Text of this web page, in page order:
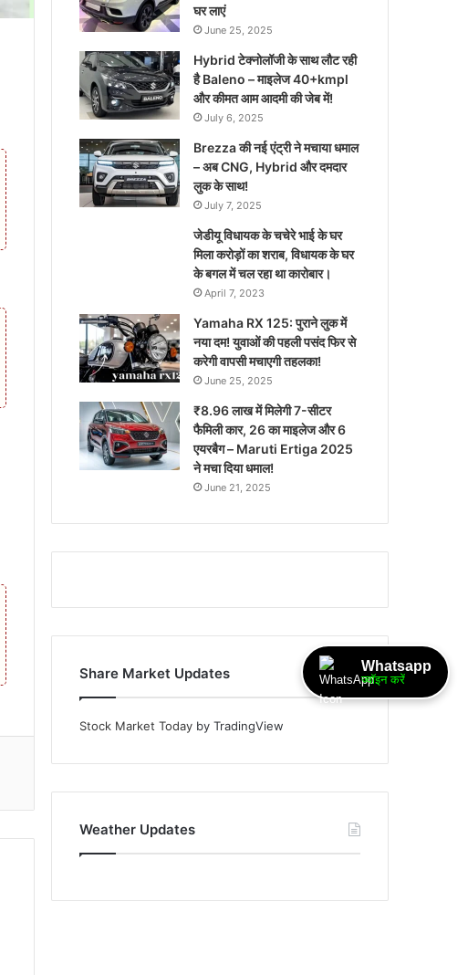
घर लाएं
June 25, 2025
Hybrid टेक्नोलॉजी के साथ लौट रही
है Baleno – माइलेज 40+kmpl
और कीमत आम आदमी की जेब में!
July 6, 2025
Brezza की नई एंट्री ने मचाया धमाल
– अब CNG, Hybrid और दमदार
लुक के साथ!
July 7, 2025
जेडीयू विधायक के चचेरे भाई के घर
मिला करोड़ों का शराब, विधायक के घर
के बगल में चल रहा था कारोबार।
April 7, 2023
Yamaha RX 125: पुराने लुक में
नया दम! युवाओं की पहली पसंद फिर से
करेगी वापसी मचाएगी तहलका!
June 25, 2025
₹8.96 लाख में मिलेगी 7-सीटर
फैमिली कार, 26 का माइलेज और 6
एयरबैग – Maruti Ertiga 2025
ने मचा दिया धमाल!
June 21, 2025
Share Market Updates
Stock Market Today by TradingView
Weather Updates
Whatsapp
ज्वॉइन करें